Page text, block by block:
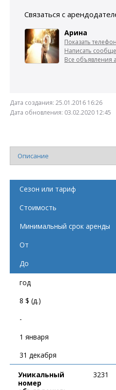
Связаться с
Арина
Показать телефон
Написать
Все объявления
Дата создания: 25.01.2016 16:26
Дата обновления: 03.02.2020 12:45
Описание
Сезон или тариф
Стоимость
Минимальный срок аренды
От
До
год
8 $ (д.)
-
1 января
31 декабря
Уникальный
номер
3231